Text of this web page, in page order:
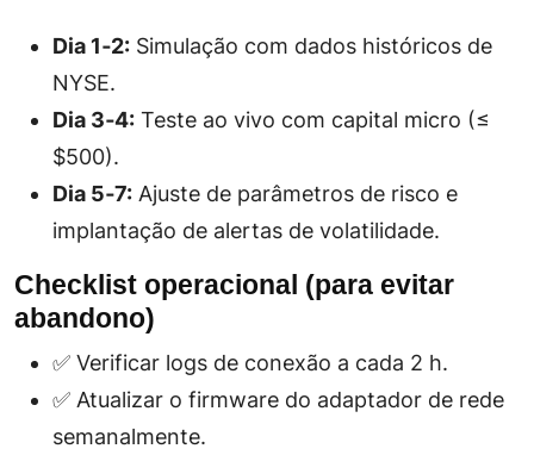
Dia 1‑2: Simulação com dados históricos de
NYSE.
Dia 3‑4: Teste ao vivo com capital micro (≤
$500).
Dia 5‑7: Ajuste de parâmetros de risco e
implantação de alertas de volatilidade.
Checklist operacional (para evitar
abandono)
✅ Verificar logs de conexão a cada 2 h.
✅ Atualizar o firmware do adaptador de rede
semanalmente.